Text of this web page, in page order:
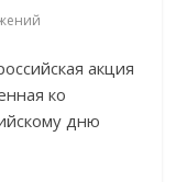
акция
ко
дню